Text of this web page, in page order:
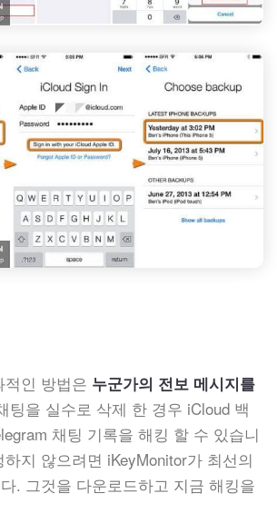
인 방법은 누군가의 전보 메시지를
팅을 실수로 삭제 한 경우 iCloud 백
채팅 기록을 해킹 할 수 있습니
지 않으려면 iKeyMonitor가 최선의
. 그것을 다운로드하고 지금 해킹을